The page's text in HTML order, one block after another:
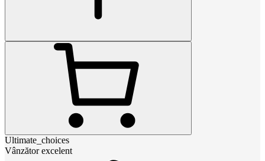
Ultimate_choices
Vânzător excelent